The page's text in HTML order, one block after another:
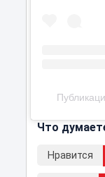
Что
Нравится